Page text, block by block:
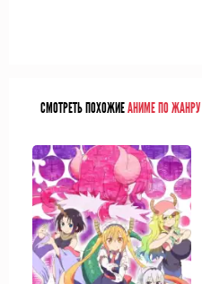
СМОТРЕТЬ ПОХОЖИЕАНИМЕ ПО ЖАНРУ